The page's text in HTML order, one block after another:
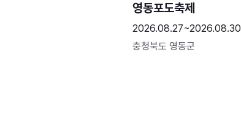
영동포도축제
2026.08.27~2026.08.30
충청북도 영동군